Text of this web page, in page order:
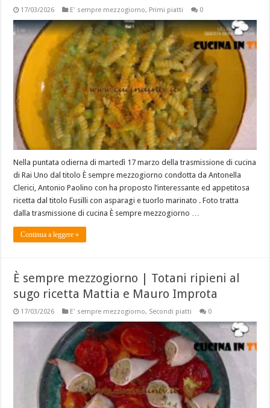
17/03/2026 E' sempre mezzogiorno, Primi piatti 0
Nella puntata odierna di martedì 17 marzo della trasmissione di cucina
di Rai Uno dal titolo È sempre mezzogiorno condotta da Antonella
Clerici, Antonio Paolino con ha proposto l’interessante ed appetitosa
ricetta dal titolo Fusilli con asparagi e tuorlo marinato . Foto tratta
dalla trasmissione di cucina È sempre mezzogiorno …
Continua a leggere »
È sempre mezzogiorno | Totani ripieni al
sugo ricetta Mattia e Mauro Improta
17/03/2026 E' sempre mezzogiorno, Secondi piatti 0